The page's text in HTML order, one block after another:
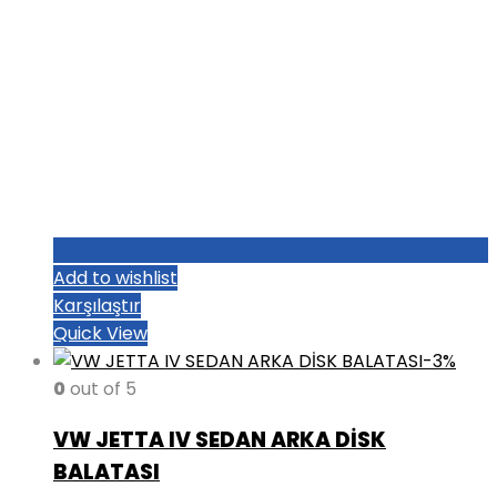
Add to wishlist
Karşılaştır
Quick View
-3%
0 out of 5
VW JETTA IV SEDAN ARKA DİSK
BALATASI